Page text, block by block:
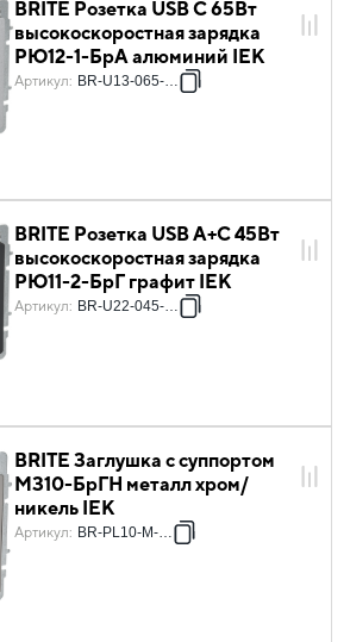
BRITE Розетка USB C 65Вт
высокоскоростная зарядка
РЮ12-1-БрА алюминий IEK
Артикул: BR-U13-065-K47
BRITE Розетка USB A+C 45Вт
высокоскоростная зарядка
РЮ11-2-БрГ графит IEK
Артикул: BR-U22-045-K53
BRITE Заглушка с суппортом
МЗ10-БрГН металл хром/
никель IEK
Артикул: BR-PL10-M-K23